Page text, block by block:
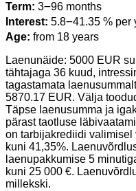
Term: 3౼96 months
Interest: 5.8౼41.35 % per
Age: from 18 years
Laenunäide: 5000 EUR
tähtajaga 36 kuud,
tagastamata
5870.17 EUR. Välja
Täpse laenusumma ja
pärast taotluse
on tarbijakrediidi
kuni 41,35%.
laenupakkumise 5
kuni 25 000 €.
millekski.